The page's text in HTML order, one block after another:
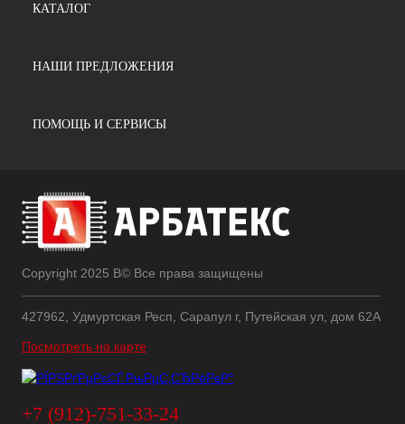
КАТАЛОГ
НАШИ ПРЕДЛОЖЕНИЯ
ПОМОЩЬ И СЕРВИСЫ
Copyright 2025 В© Все права защищены
427962, Удмуртская Респ, Сарапул г, Путейская ул, дом 62А
Посмотреть на карте
+7 (912)-751-33-24